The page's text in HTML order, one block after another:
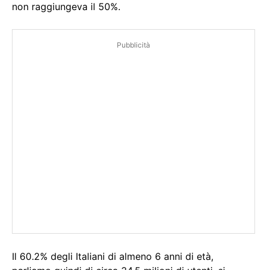
non raggiungeva il 50%.
Pubblicità
Il 60.2% degli Italiani di almeno 6 anni di età,